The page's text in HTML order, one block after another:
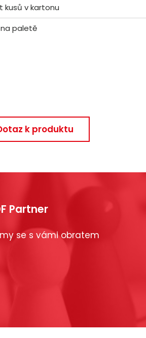
kusů v kartonu
paletě
k produktu
Partner
se s vámi obratem